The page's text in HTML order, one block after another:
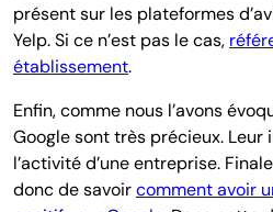
présent sur les plateformes
Yelp. Si ce n’est pas le cas,
établissement.
Enfin, comme nous l’avons
Google sont très précieux.
l’activité d’une entreprise.
donc de savoircomment avoir